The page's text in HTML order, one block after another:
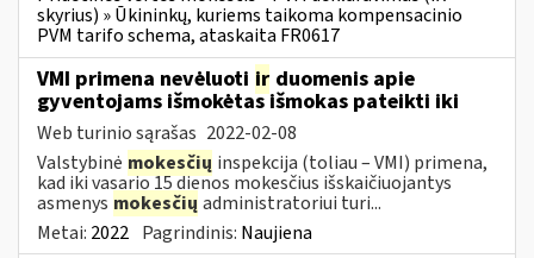
skyrius) » Ūkininkų, kuriems taikoma kompensacinio
PVM tarifo schema, ataskaita FR0617
VMI primena nevėluoti ir duomenis apie
gyventojams išmokėtas išmokas pateikti iki
Web turinio sąrašas 2022-02-08
Valstybinė mokesčių inspekcija (toliau – VMI) primena,
kad iki vasario 15 dienos mokesčius išskaičiuojantys
asmenys mokesčių administratoriui turi...
Metai: 2022 Pagrindinis: Naujiena